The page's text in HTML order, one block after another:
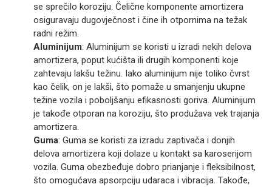
se sprečilo koroziju. Čelične komponente amortizera
osiguravaju dugovječnost i čine ih otpornima na težak
radni režim.
Aluminijum: Aluminijum se koristi u izradi nekih delova
amortizera, poput kućišta ili drugih komponenti koje
zahtevaju lakšu težinu. Iako aluminijum nije toliko čvrst
kao čelik, on je lakši, što pomaže u smanjenju ukupne
težine vozila i poboljšanju efikasnosti goriva. Aluminijum
je takođe otporan na koroziju, što produžava vek trajanja
amortizera.
Guma: Guma se koristi za izradu zaptivača i donjih
delova amortizera koji dolaze u kontakt sa karoserijom
vozila. Guma obezbeđuje dobro prianjanje i fleksibilnost,
što omogućava apsorpciju udaraca i vibracija. Takođe,